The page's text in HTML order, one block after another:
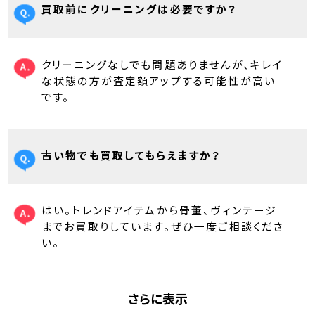
買取前にクリーニングは必要ですか？
クリーニングなしでも問題ありませんが、キレイ
な状態の方が査定額アップする可能性が高い
です。
古い物でも買取してもらえますか？
はい。トレンドアイテムから骨董、ヴィンテージ
までお買取りしています。ぜひ一度ご相談くださ
い。
さらに表示